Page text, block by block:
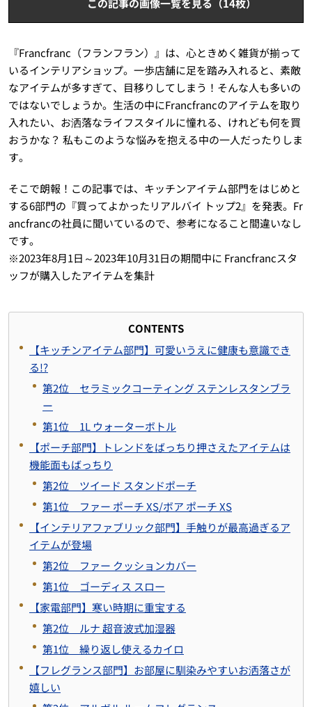
『Francfranc（フランフラン）』は、心ときめく雑貨が揃って
いるインテリアショップ。一歩店舗に足を踏み入れると、素敵
なアイテムが多すぎて、目移りしてしまう！そんな人も多いの
ではないでしょうか。生活の中にFrancfrancのアイテムを取り
入れたい、お洒落なライフスタイルに憧れる、けれども何を買
おうかな？ 私もこのような悩みを抱える中の一人だったりしま
す。
そこで朗報！この記事では、キッチンアイテム部門をはじめと
する6部門の『買ってよかったリアルバイ トップ2』を発表。Fr
ancfrancの社員に聞いているので、参考になること間違いなし
です。
※2023年8月1日～2023年10月31日の期間中に Francfrancスタ
ッフが購入したアイテムを集計
CONTENTS
【キッチンアイテム部門】可愛いうえに健康も意識でき
る!?
第2位 セラミックコーティング ステンレスタンブラ
ー
第1位 1L ウォーターボトル
【ポーチ部門】トレンドをばっちり押さえたアイテムは
機能面もばっちり
第2位 ツイード スタンドポーチ
第1位 ファー ポーチ XS/ボア ポーチ XS
【インテリアファブリック部門】手触りが最高過ぎるア
イテムが登場
第2位 ファー クッションカバー
第1位 ゴーディス スロー
【家電部門】寒い時期に重宝する
第2位 ルナ 超音波式加湿器
第1位 繰り返し使えるカイロ
【フレグランス部門】お部屋に馴染みやすいお洒落さが
嬉しい